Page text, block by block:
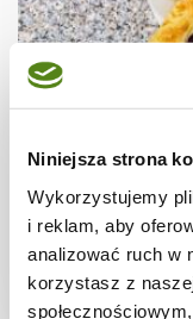
Niniejsza strona
Wykorzystujemy
i reklam, aby
analizować ruch w
korzystasz z
Ciastka